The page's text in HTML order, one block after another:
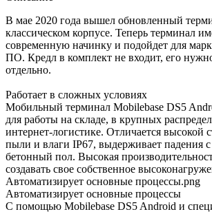
В мае 2020 года вышел обновленный
классическом корпусе. Теперь терминал
современную начинку и подойдет для
ПО. Кредл в комплект не входит, его
отдельно.
Работает в сложных условиях
Мобильный терминал Mobilebase DS5
для работы на складе, в крупных
интернет-логистике. Отличается высокой
пыли и влаги IP67, выдерживает падения
бетонный пол. Высокая
создавать свое собственное
Автоматизирует основные процессы.png
Автоматизирует основные процессы
С помощью Mobilebase DS5 Android и